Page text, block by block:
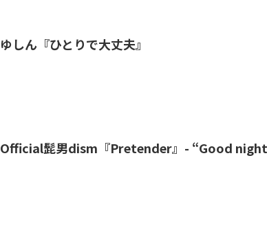
ゆしん『ひとりで大丈夫』
Official髭男dism『Pretender』- “Good